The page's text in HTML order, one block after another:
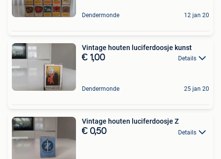
Dendermonde 12 jan 20
Vintage houten luciferdoosje kunst
€ 1,00 Details
Dendermonde 25 jan 20
Vintage houten luciferdoosje Z
€ 0,50 Details